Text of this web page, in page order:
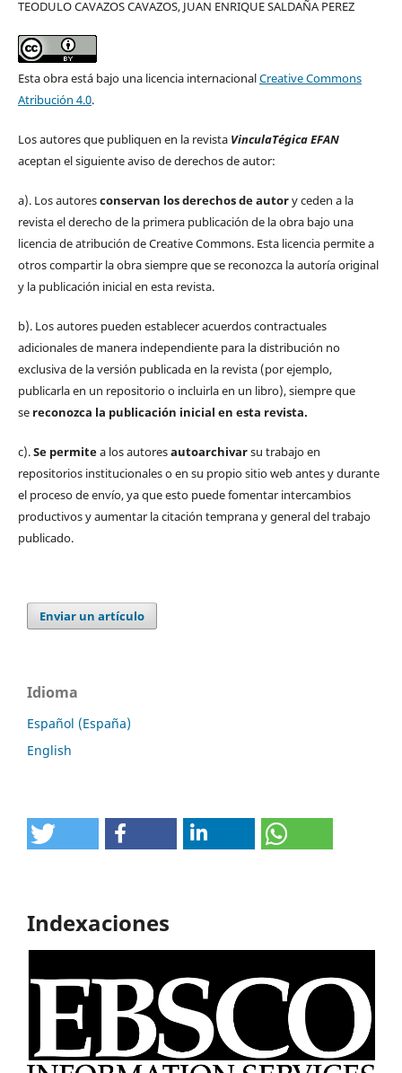
TEODULO CAVAZOS CAVAZOS, JUAN ENRIQUE SALDAÑA PEREZ
Esta obra está bajo una licencia internacionalCreative Commons
Atribución 4.0.
Los autores que publiquen en la revista VinculaTégica EFAN
aceptan el siguiente aviso de derechos de autor:
a). Los autoresconservan los derechos de autory ceden a la
revista el derecho de la primera publicación de la obra bajo una
licencia de atribución de Creative Commons. Esta licencia permite a
otros compartir la obra siempre que se reconozca la autoría original
y la publicación inicial en esta revista.
b). Los autores pueden establecer acuerdos contractuales
adicionales de manera independiente para la distribución no
exclusiva de la versión publicada en la revista (por ejemplo,
publicarla en un repositorio o incluirla en un libro), siempre que
sereconozca la publicación inicial en esta revista.
c).Se permitea los autoresautoarchivarsu trabajo en
repositorios institucionales o en su propio sitio web antes y durante
el proceso de envío, ya que esto puede fomentar intercambios
productivos y aumentar la citación temprana y general del trabajo
publicado.
Enviar un artículo
Idioma
Español (España)
English
Indexaciones